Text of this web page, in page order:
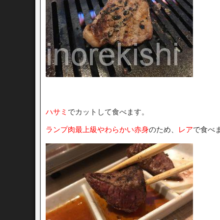
ハサミ でカットして食べます。
ランプ肉最上級やわらかい赤身のため、 レアで食べ